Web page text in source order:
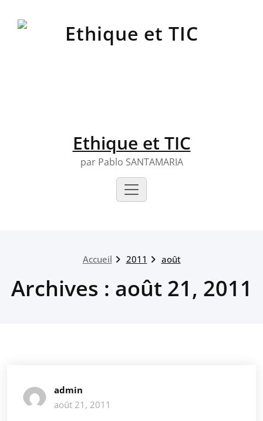
Ethique et TIC
par Pablo SANTAMARIA
Accueil 2011 août
Archives : août 21, 2011
admin
août 21, 2011